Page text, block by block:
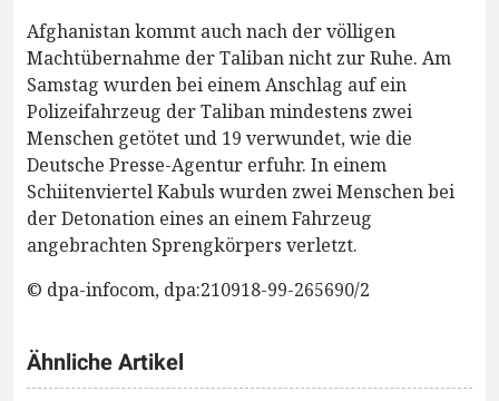
Afghanistan kommt auch nach der völligen
Machtübernahme der Taliban nicht zur Ruhe. Am
Samstag wurden bei einem Anschlag auf ein
Polizeifahrzeug der Taliban mindestens zwei
Menschen getötet und 19 verwundet, wie die
Deutsche Presse-Agentur erfuhr. In einem
Schiitenviertel Kabuls wurden zwei Menschen bei
der Detonation eines an einem Fahrzeug
angebrachten Sprengkörpers verletzt.
© dpa-infocom, dpa:210918-99-265690/2
Ähnliche Artikel